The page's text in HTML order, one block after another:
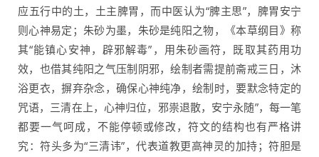
应五行中的土，土主脾胃，而中医认为“脾主思”，脾胃安宁
则心神易定；朱砂为墨，朱砂是纯阳之物，《本草纲目》称
其“能镇心安神，辟邪解毒”，用朱砂画符，既取其药用功
效，也借其纯阳之气压制阴邪，绘制者需提前斋戒三日，沐
浴更衣，摒弃杂念，确保心神纯净，绘制时，要默念特定的
咒语，三清在上，心神归位，邪祟退散，安宁永随”，每一笔
都要一气呵成，不能停顿或修改，符文的结构也有严格讲
究：符头多为“三清讳”，代表道教更高神灵的加持；符胆是